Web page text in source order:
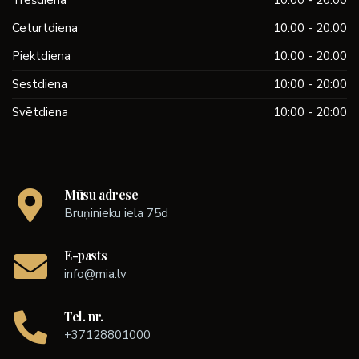
Ceturtdiena
10:00 - 20:00
Piektdiena
10:00 - 20:00
Sestdiena
10:00 - 20:00
Svētdiena
10:00 - 20:00
Mūsu adrese
Bruņinieku iela 75d
E-pasts
info@mia.lv
Tel. nr.
+37128801000